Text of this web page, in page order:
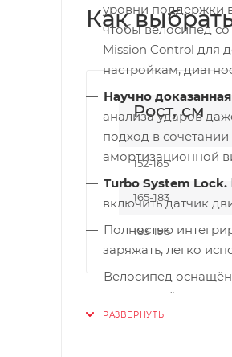
уровни поддержки
чтобы велосипед
Mission Control для
настройкам,
Научно
анализа ударов
подход в
амортизационной
Turbo System Lock.
включить датчик
Полностью
заряжать, легко
Велосипед
можно крепить
Как
Рост, см
152-165
165-183
183-196